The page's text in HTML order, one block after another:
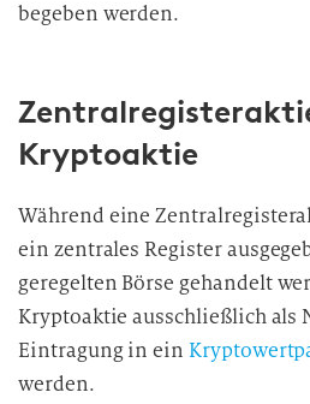
begeben werden.
Kryptoaktie
Während eine
ein zentrales Register
geregelten Börse gehandelt
Kryptoaktie ausschließlich als
Eintragung in ein
werden.